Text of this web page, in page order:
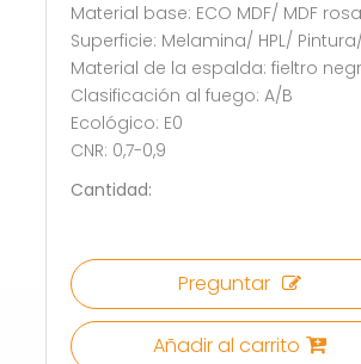
Material base: ECO MDF/ MDF
Superficie: Melamina/ HPL/
Material de la espalda: fieltro
Clasificación al fuego: A/B
Ecológico: E0
CNR: 0,7-0,9
Cantidad:
Preguntar
Añadir al carrito